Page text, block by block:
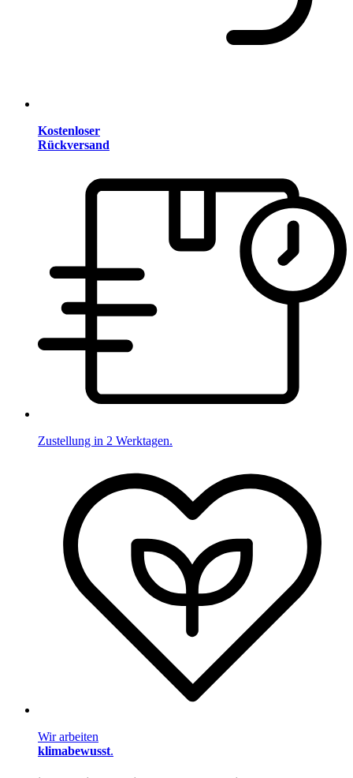
Kostenloser
Rückversand
Zustellung in 2 Werktagen.
Wir arbeiten
klimabewusst.